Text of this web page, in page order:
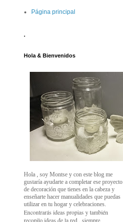
Página principal
.
Hola & Bienvenidos
Hola , soy Montse y con este blog me
gustaría ayudarte a completar ese proyecto
de decoración que tienes en la cabeza y
enseñarte hacer manualidades que puedas
utilizar en tu hogar y celebraciones.
Encontrarás ideas propias y también
recopilo ideas de la red , siempre